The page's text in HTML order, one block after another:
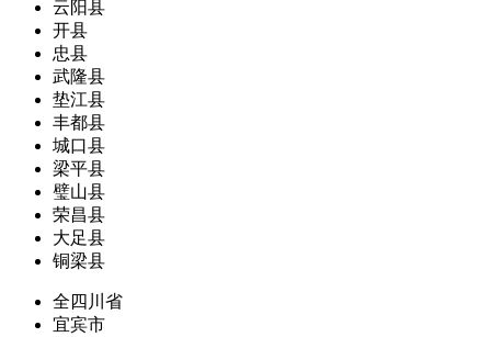
云阳县
开县
忠县
武隆县
垫江县
丰都县
城口县
梁平县
璧山县
荣昌县
大足县
铜梁县
全四川省
宜宾市